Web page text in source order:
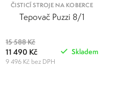
ČISTICÍ STROJE NA KOBERCE
Tepovač Puzzi 8/1
15 588 Kč
11 490 Kč
9 496 Kč bez DPH
Skladem